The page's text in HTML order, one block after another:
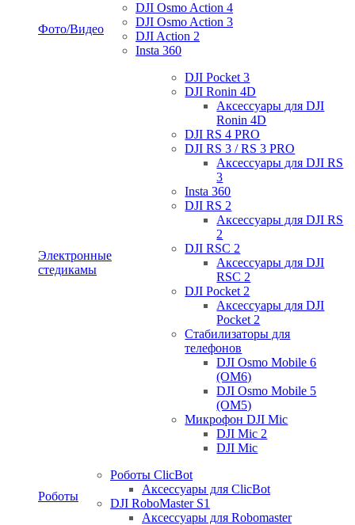
Фото/Видео
DJI Osmo Action 4
DJI Osmo Action 3
DJI Action 2
Insta 360
Электронные
стедикамы
DJI Pocket 3
DJI Ronin 4D
Аксессуары для DJI
Ronin 4D
DJI RS 4 PRO
DJI RS 3 / RS 3 PRO
Аксессуары для DJI RS
3
Insta 360
DJI RS 2
Аксессуары для DJI RS
2
DJI RSC 2
Аксессуары для DJI
RSC 2
DJI Pocket 2
Аксессуары для DJI
Pocket 2
Стабилизаторы для
телефонов
DJI Osmo Mobile 6
(OM6)
DJI Osmo Mobile 5
(OM5)
Микрофон DJI Mic
DJI Mic 2
DJI Mic
Роботы
Роботы ClicBot
Аксессуары для ClicBot
DJI RoboMaster S1
Аксессуары для Robomaster